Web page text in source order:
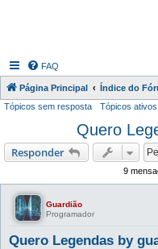
FAQ
Página Principal Índice do
Tópicos sem resposta Tópicos ativos
Quero
Responder
9
Guardião
Programador
Quero Legendas by